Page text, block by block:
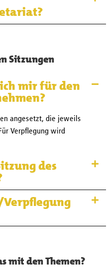
Sitzungen
mir für den
angesetzt, die jeweils
Verpflegung wird
des
mit den Themen?